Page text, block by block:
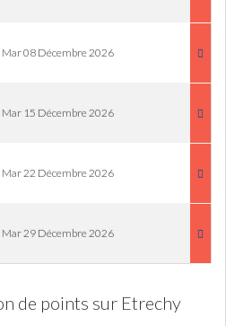
08 Décembre 2026
15 Décembre 2026
22 Décembre 2026
29 Décembre 2026
de points sur Etrechy